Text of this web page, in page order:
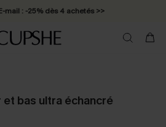
mail : -25% dès 4 achetés >>
bas ultra échancré